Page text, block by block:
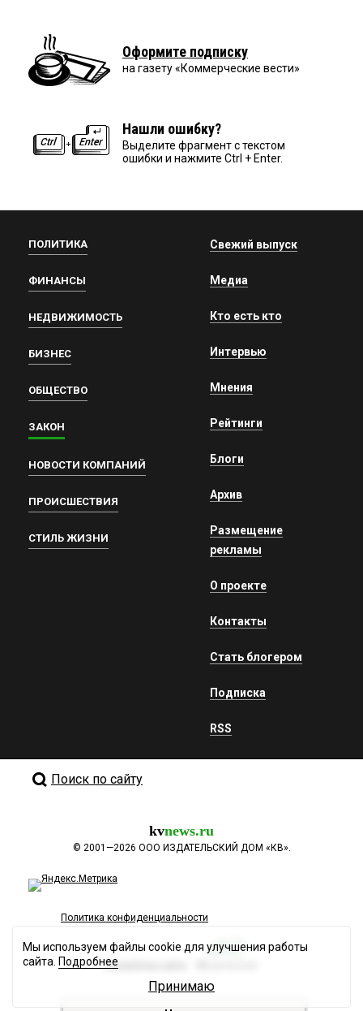
Оформите подписку
на газету «Коммерческие вести»
Нашли ошибку?
Выделите фрагмент с текстом
ошибки и нажмите Ctrl + Enter.
ПОЛИТИКА
ФИНАНСЫ
НЕДВИЖИМОСТЬ
БИЗНЕС
ОБЩЕСТВО
ЗАКОН
НОВОСТИ КОМПАНИЙ
ПРОИСШЕСТВИЯ
СТИЛЬ ЖИЗНИ
Свежий выпуск
Медиа
Кто есть кто
Интервью
Мнения
Рейтинги
Блоги
Архив
Размещение
рекламы
О проекте
Контакты
Стать блогером
Подписка
RSS
Поиск по сайту
kvnews.ru
© 2001—2026 ООО ИЗДАТЕЛЬСКИЙ ДОМ «КВ».
Политика конфиденциальности
Разработка сайта
Мы используем файлы cookie для улучшения работы
сайта. Подробнее
Принимаю